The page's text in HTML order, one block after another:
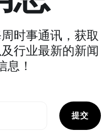
时事通讯，获取
行业最新的新闻
息！
提交